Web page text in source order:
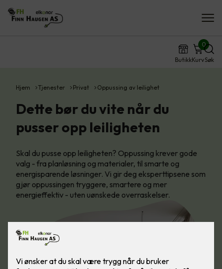
ButikkKurv
0
Søk
Hjem Tjenester Privat Oppussing av leilighet
Dette bør du vite når du
pusser opp leiligheten
Skal du pusse opp leiligheten? Oppussing krever gode
valg - fra planløsning og materialer, til smarte og
energisparende løsninger. Vi gir deg eksperttipsene som
gjør oppussingen tryggere, smartere og mer
energieffektiv - uten uønskede overraskelser.